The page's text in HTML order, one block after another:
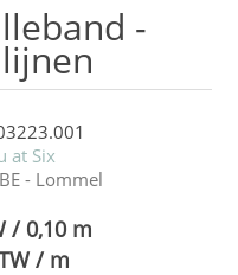
-
at Six
BE - Lommel
/ 0,10 m
/ m